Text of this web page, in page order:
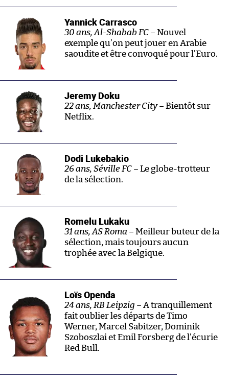
Yannick Carrasco
30 ans, Al-Shabab FC – Nouvel
exemple qu’on peut jouer en Arabie
saoudite et être convoqué pour l’Euro.
Jeremy Doku
22 ans, Manchester City – Bientôt sur
Netflix.
Dodi Lukebakio
26 ans, Séville FC – Le globe-trotteur
de la sélection.
Romelu Lukaku
31 ans, AS Roma – Meilleur buteur de la
sélection, mais toujours aucun
trophée avec la Belgique.
Loïs Openda
24 ans, RB Leipzig – A tranquillement
fait oublier les départs de Timo
Werner, Marcel Sabitzer, Dominik
Szoboszlai et Emil Forsberg de l’écurie
Red Bull.